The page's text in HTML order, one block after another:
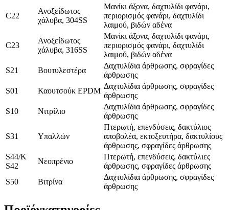
C22
Ανοξείδωτος
χάλυβα, 304SS
Μανίκι άξονα, δαχτυλίδι φανάρι,
περιορισμός φανάρι, δαχτυλίδι
λαιμού, βιδών αδένα
C23
Ανοξείδωτος
χάλυβα, 316SS
Μανίκι άξονα, δαχτυλίδι φανάρι,
περιορισμός φανάρι, δαχτυλίδι
λαιμού, βιδών αδένα
S21
Βουτυλεστέρα
Δαχτυλίδια άρθρωσης, σφραγίδες
άρθρωσης
S01
Καουτσούκ EPDM
Δαχτυλίδια άρθρωσης, σφραγίδες
άρθρωσης
S10
Νιτρίλιο
Δαχτυλίδια άρθρωσης, σφραγίδες
άρθρωσης
S31 Υπαλλών
Πτερωτή, επενδύσεις, δακτύλιος
αποβολέα, εκτοξευτήρα, δακτυλίους
άρθρωσης, σφραγίδες άρθρωσης
S44/K
S42
Νεοπρένιο
Πτερωτή, επενδύσεις, δακτύλιες
άρθρωσης, σφραγίδες άρθρωσης
S50
Βιτρίνα
Δαχτυλίδια άρθρωσης, σφραγίδες
άρθρωσης